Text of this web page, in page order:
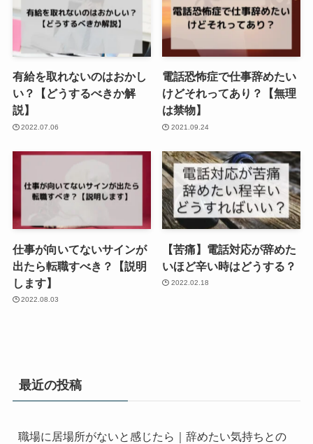
有給を取れないのはおかし
い？【どうするべきか解
説】
2022.07.06
電話恐怖症で仕事辞めたい
けどそれってあり？【無理
は禁物】
2021.09.24
仕事が向いてないサインが
出たら転職すべき？【説明
します】
2022.08.03
【苦痛】電話対応が辞めた
いほど辛い時はどうする？
2022.02.18
最近の投稿
職場に居場所がないと感じたら｜辞めたい気持ちとの